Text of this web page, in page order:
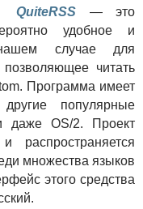
QuiteRSS — это
удобное и
случае для
читать
Программа имеет
популярные
OS/2. Проект
распространяется
множества языков
этого средства